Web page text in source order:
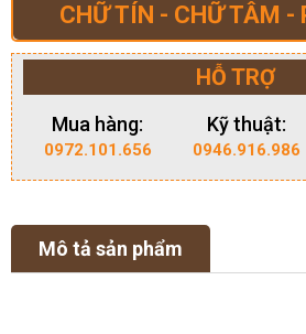
CHỮ TÍN - CHỮ TÂM -
HỖ TRỢ
Mua hàng:
0972.101.656
Kỹ thuật:
0946.916.986
Mô tả sản phẩm